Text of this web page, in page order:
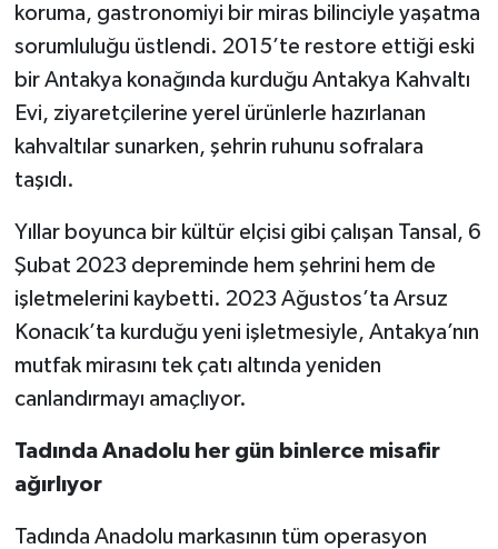
koruma, gastronomiyi bir miras bilinciyle yaşatma
sorumluluğu üstlendi. 2015’te restore ettiği eski
bir Antakya konağında kurduğu Antakya Kahvaltı
Evi, ziyaretçilerine yerel ürünlerle hazırlanan
kahvaltılar sunarken, şehrin ruhunu sofralara
taşıdı.
Yıllar boyunca bir kültür elçisi gibi çalışan Tansal, 6
Şubat 2023 depreminde hem şehrini hem de
işletmelerini kaybetti. 2023 Ağustos’ta Arsuz
Konacık’ta kurduğu yeni işletmesiyle, Antakya’nın
mutfak mirasını tek çatı altında yeniden
canlandırmayı amaçlıyor.
Tadında Anadolu her gün binlerce misafir
ağırlıyor
Tadında Anadolu markasının tüm operasyon